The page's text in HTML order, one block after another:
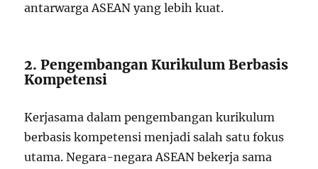
antarwarga ASEAN yang lebih kuat.
2. Pengembangan Kurikulum Berbasis
Kompetensi
Kerjasama dalam pengembangan kurikulum
berbasis kompetensi menjadi salah satu fokus
utama. Negara-negara ASEAN bekerja sama